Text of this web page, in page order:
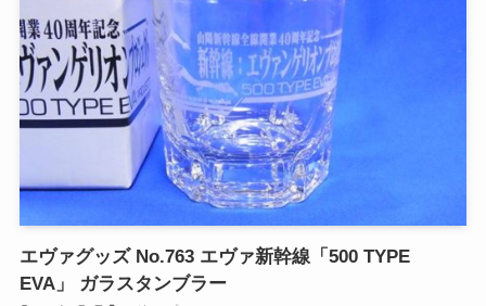
エヴァグッズ No.763 エヴァ新幹線「500 TYPE
EVA」 ガラスタンブラー